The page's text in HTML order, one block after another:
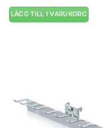
LÄGG TILL I VARUKORG